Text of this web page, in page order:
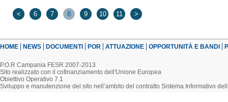
< 6 7 8 9 10 11 >
HOME NEWS DOCUMENTI POR ATTUAZIONE OPPORTUNITÀ E BANDI
P.O.R Campania FESR 2007-2013
Sito realizzato con il cofinanziamento dell'Unione Europea
Obiettivo Operativo 7.1
Sviluppo e manutenzione del sito nell’ambito del contratto Sistema Informativo